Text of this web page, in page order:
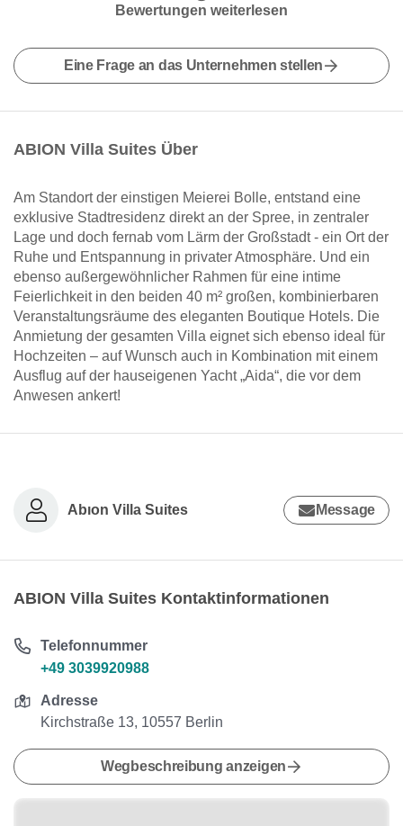
Bewertungen weiterlesen
Eine Frage an das Unternehmen stellen
ABION Villa Suites Über
Am Standort der einstigen Meierei Bolle, entstand eine
exklusive Stadtresidenz direkt an der Spree, in zentraler
Lage und doch fernab vom Lärm der Großstadt - ein Ort der
Ruhe und Entspannung in privater Atmosphäre. Und ein
ebenso außergewöhnlicher Rahmen für eine intime
Feierlichkeit in den beiden 40 m² großen, kombinierbaren
Veranstaltungsräume des eleganten Boutique Hotels. Die
Anmietung der gesamten Villa eignet sich ebenso ideal für
Hochzeiten – auf Wunsch auch in Kombination mit einem
Ausflug auf der hauseigenen Yacht „Aida“, die vor dem
Anwesen ankert!
Abıon Villa Suites Message
ABION Villa Suites Kontaktinformationen
Telefonnummer
+49 3039920988
Adresse
Kirchstraße 13, 10557 Berlin
Wegbeschreibung anzeigen